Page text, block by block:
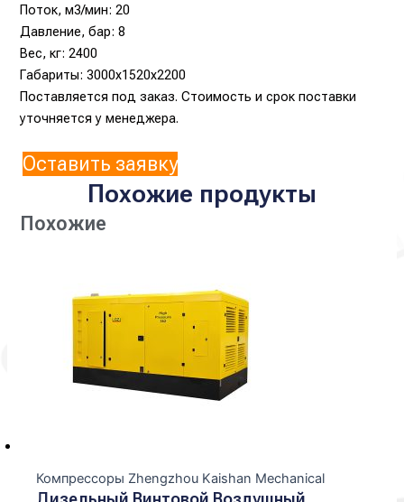
Поток, м3/мин: 20
Давление, бар: 8
Вес, кг: 2400
Габариты: 3000x1520x2200
Поставляется под заказ. Стоимость и срок поставки
уточняется у менеджера.
Оставить заявку
Похожие продукты
Похожие
Компрессоры Zhengzhou Kaishan Mechanical